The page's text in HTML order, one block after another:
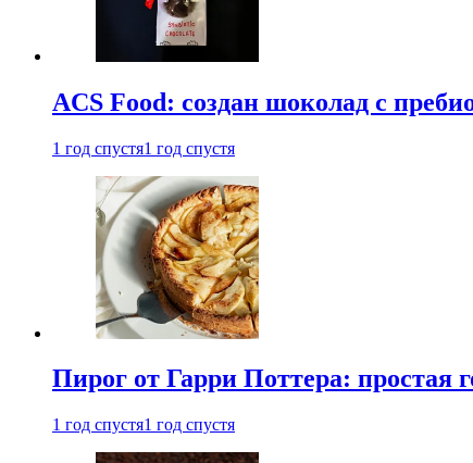
ACS Food: создан шоколад с
1 год спустя1 год спустя
Пирог от Гарри Поттера: простая
1 год спустя1 год спустя